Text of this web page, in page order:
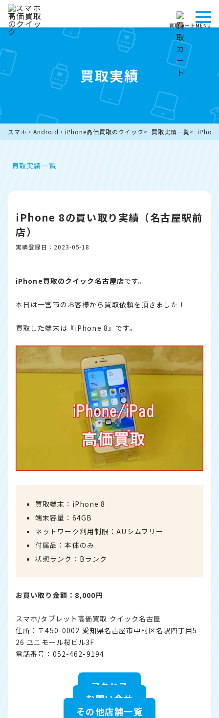
買取カートMENU
買取実績
スマホ・Android・iPhone高価買取のクイック 買取実績一覧
買取実績一覧
iPhone 8の買い取り実績（名古屋駅前
店）
実績登録日：2023-05-18
iPhone買取のクイック名古屋店です。
本日は一宮市のお客様から買取依頼を頂きました！
買取した端末は『iPhone 8』です。
買取端末：iPhone 8
端末容量：64GB
ネットワーク利用制限：AUシムフリー
付属品：本体のみ
状態ランク：Bランク
お買い取り金額：8,000円
スマホ/タブレット高価買取 クイック名古屋
住所：〒450-0002 愛知県名古屋市中村区名駅四丁目5-
26 ユニモール桜ビル3F
電話番号：052-462-9194
アクセス
お問い合せ
その他店舗一覧